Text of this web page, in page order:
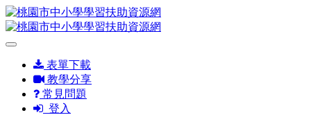
表單下載
教學分享
常見問題
登入